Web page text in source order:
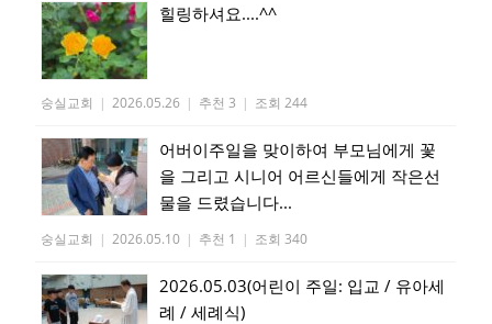
힐링하셔요....^^
숭실교회 | 2026.05.26 | 추천 3 | 조회 244
어버이주일을 맞이하여 부모님에게 꽃
을 그리고 시니어 어르신들에게 작은선
물을 드렸습니다...
숭실교회 | 2026.05.10 | 추천 1 | 조회 340
2026.05.03(어린이 주일: 입교 / 유아세
례 / 세례식)